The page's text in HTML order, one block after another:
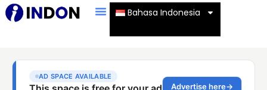
Bahasa Indonesia